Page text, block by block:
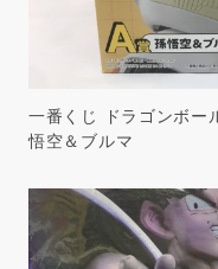
一番くじ ドラゴンボ
悟空＆ブルマ